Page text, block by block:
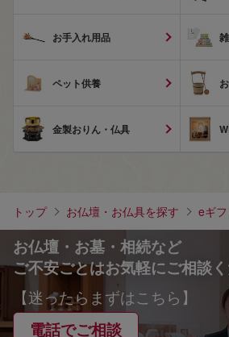
お手入れ用品
ペット供養
金製おりん・仏具
トップ お仏壇・お仏具を探す eギ
お仏壇・お墓・相続など
ご不安ごとはお気軽にご相談
【迷ったらまずはこちら】
電話でご相談